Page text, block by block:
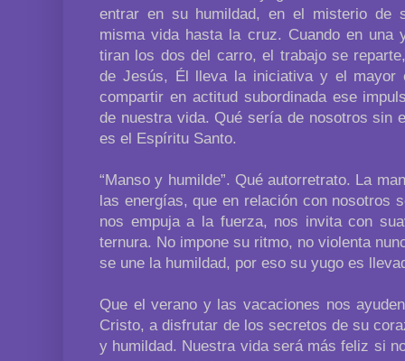
entrar en su humildad, en el misterio de
misma vida hasta la cruz. Cuando en una
tiran los dos del carro, el trabajo se
de Jesús, Él lleva la iniciativa y el mayor
compartir en actitud subordinada ese
de nuestra vida. Qué sería de nosotros sin
es el Espíritu Santo.
“Manso y humilde”. Qué autorretrato. La
las energías, que en relación con nosotros
nos empuja a la fuerza, nos invita con
ternura. No impone su ritmo, no violenta
se une la humildad, por eso su yugo es
Que el verano y las vacaciones nos
Cristo, a disfrutar de los secretos de su
y humildad. Nuestra vida será más feliz si